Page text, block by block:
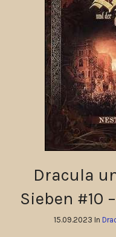
Dracula
Sieben #10
15.09.2023 In